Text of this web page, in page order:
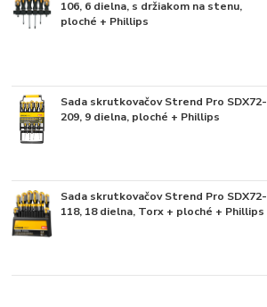
106, 6 dielna, s držiakom na stenu,
ploché + Phillips
Sada skrutkovačov Strend Pro SDX72-
209, 9 dielna, ploché + Phillips
Sada skrutkovačov Strend Pro SDX72-
118, 18 dielna, Torx + ploché + Phillips